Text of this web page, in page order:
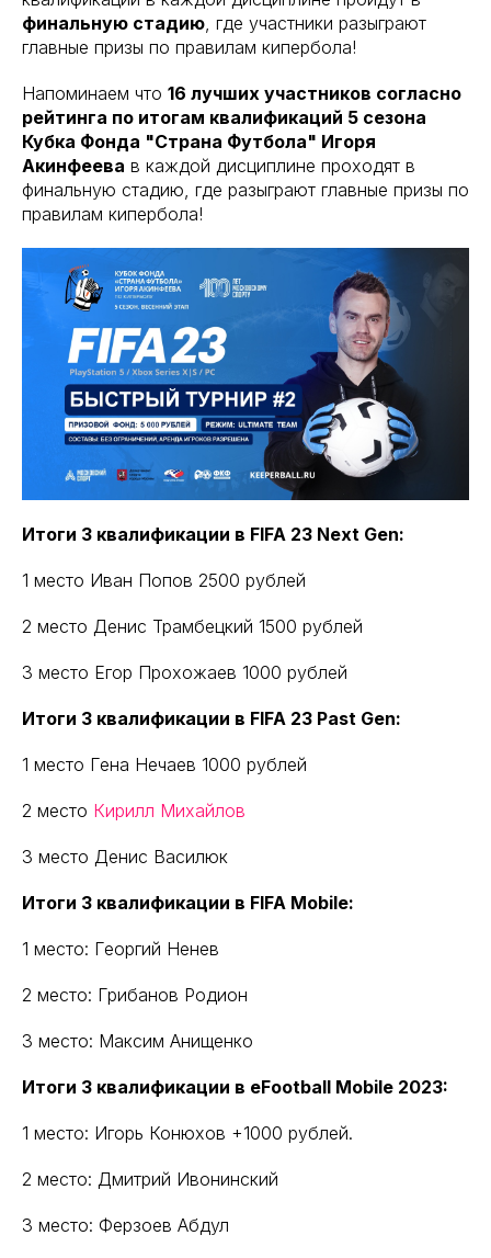
финальную стадию, где участники разыграют
главные призы по правилам кипербола!
Напоминаем что 16 лучших участников согласно
рейтинга по итогам квалификаций 5 сезона
Кубка Фонда "Страна Футбола" Игоря
Акинфеева в каждой дисциплине проходят в
финальную стадию, где разыграют главные призы по
правилам кипербола!
Итоги 3 квалификации в FIFA 23 Next Gen:
1 место Иван Попов 2500 рублей
2 место Денис Трамбецкий 1500 рублей
3 место Егор Прохожаев 1000 рублей
Итоги 3 квалификации в FIFA 23 Past Gen:
1 место Гена Нечаев 1000 рублей
2 место Кирилл Михайлов
3 место Денис Василюк
Итоги 3 квалификации в FIFA Mobile:
1 место: Георгий Ненев
2 место: Грибанов Родион
3 место: Максим Анищенко
Итоги 3 квалификации в eFootball Mobile 2023:
1 место: Игорь Конюхов +1000 рублей.
2 место: Дмитрий Ивонинский
3 место: Ферзоев Абдул